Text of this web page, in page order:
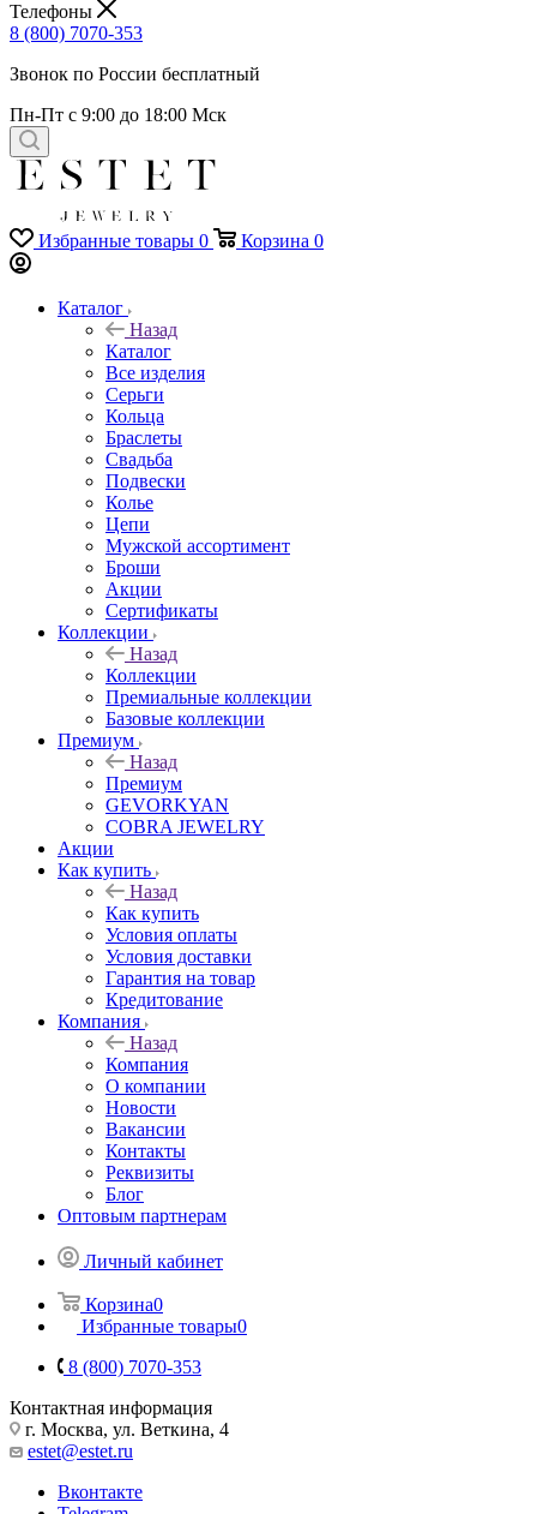
Телефоны
8 (800) 7070-353
Звонок по России бесплатный
Пн-Пт с 9:00 до 18:00 Мск
Избранные товары 0 Корзина 0
Каталог
Назад
Каталог
Все изделия
Серьги
Кольца
Браслеты
Свадьба
Подвески
Колье
Цепи
Мужской ассортимент
Броши
Акции
Сертификаты
Коллекции
Назад
Коллекции
Премиальные коллекции
Базовые коллекции
Премиум
Назад
Премиум
GEVORKYAN
COBRA JEWELRY
Акции
Как купить
Назад
Как купить
Условия оплаты
Условия доставки
Гарантия на товар
Кредитование
Компания
Назад
Компания
О компании
Новости
Вакансии
Контакты
Реквизиты
Блог
Оптовым партнерам
Личный кабинет
Корзина0
Избранные товары0
8 (800) 7070-353
Контактная информация
г. Москва, ул. Веткина, 4
estet@estet.ru
Вконтакте